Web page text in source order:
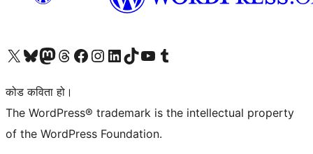
हाम्रो X (पहिले ट्विटर) खातामा जानुहोस्
हाम्रो Bluesky खाता भ्रमण गर्नुहोस्
हाम्रो म्यास्टोडन खाता भ्रमण गर्नुहोस्
हाम्रो थ्रेड्स खातामा जानुहोस्
हाम्रो फेसबुक पेजमा जानुहोस्
हाम्रो इन्स्टाग्राम खातामा जानुहोस्
हाम्रो लिङ्क्डइन खातामा जानुहोस्
हाम्रो TikTok खाता भ्रमण गर्नुहोस्
हाम्रो युट्युब च्यानलमा जानुहोस्
हाम्रो टम्बलर खाता भ्रमण गर्नुहोस्
कोड कविता हो।
The WordPress® trademark is the intellectual property
of the WordPress Foundation.